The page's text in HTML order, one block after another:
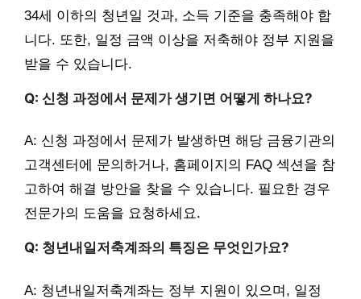
34세 이하의 청년일 것과, 소득 기준을 충족해야 합
니다. 또한, 일정 금액 이상을 저축해야 정부 지원을
받을 수 있습니다.
Q: 신청 과정에서 문제가 생기면 어떻게 하나요?
A: 신청 과정에서 문제가 발생하면 해당 금융기관의
고객센터에 문의하거나, 홈페이지의 FAQ 섹션을 참
고하여 해결 방안을 찾을 수 있습니다. 필요한 경우
전문가의 도움을 요청하세요.
Q: 청년내일저축계좌의 특징은 무엇인가요?
A: 청년내일저축계좌는 정부 지원이 있으며, 일정